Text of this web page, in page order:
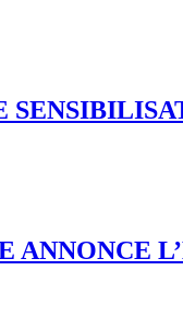
ANNONCE